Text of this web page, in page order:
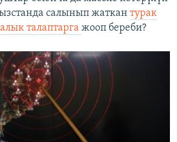
салынып жаткан турак
талаптарга жооп береби?